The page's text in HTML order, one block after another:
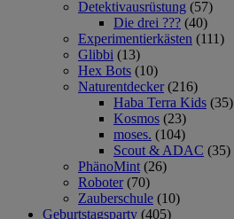
Detektivausrüstung (57)
Die drei ??? (40)
Experimentierkästen (111)
Glibbi (13)
Hex Bots (10)
Naturentdecker (216)
Haba Terra Kids (35)
Kosmos (23)
moses. (104)
Scout & ADAC (35)
PhänoMint (26)
Roboter (70)
Zauberschule (10)
Geburtstagsparty (405)